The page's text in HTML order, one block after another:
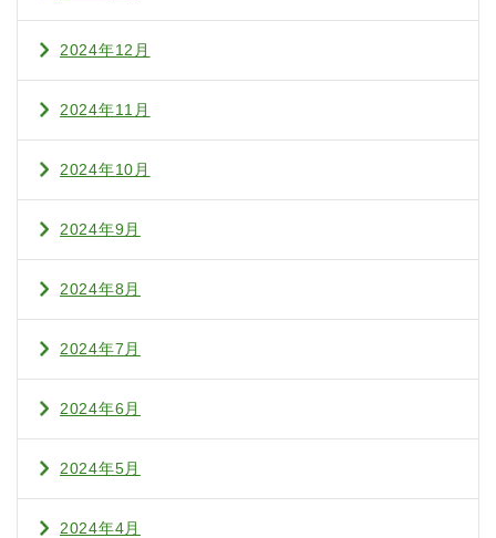
2024年12月
2024年11月
2024年10月
2024年9月
2024年8月
2024年7月
2024年6月
2024年5月
2024年4月